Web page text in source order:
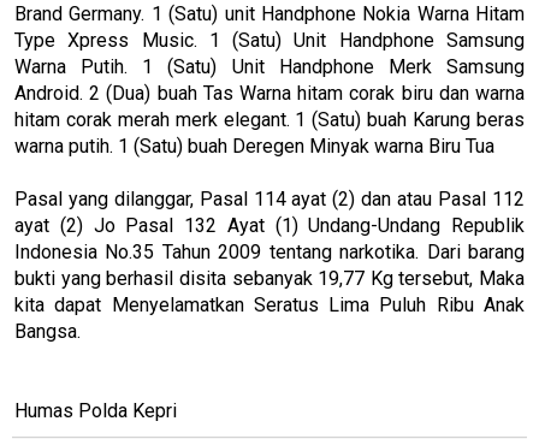
Brand Germany. 1 (Satu) unit Handphone Nokia Warna Hitam
Type Xpress Music. 1 (Satu) Unit Handphone Samsung
Warna Putih. 1 (Satu) Unit Handphone Merk Samsung
Android. 2 (Dua) buah Tas Warna hitam corak biru dan warna
hitam corak merah merk elegant. 1 (Satu) buah Karung beras
warna putih. 1 (Satu) buah Deregen Minyak warna Biru Tua
Pasal yang dilanggar, Pasal 114 ayat (2) dan atau Pasal 112
ayat (2) Jo Pasal 132 Ayat (1) Undang-Undang Republik
Indonesia No.35 Tahun 2009 tentang narkotika. Dari barang
bukti yang berhasil disita sebanyak 19,77 Kg tersebut, Maka
kita dapat Menyelamatkan Seratus Lima Puluh Ribu Anak
Bangsa.
Humas Polda Kepri